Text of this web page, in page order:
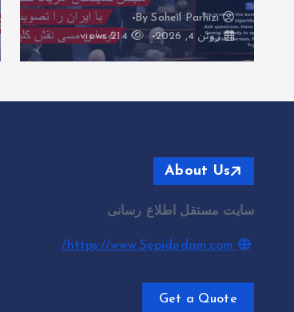
By
Soheil Parhizi
ژوئن 4, 2026
214 views
About Us
سایت مستقل اطلاع رسانی
Get a Quote